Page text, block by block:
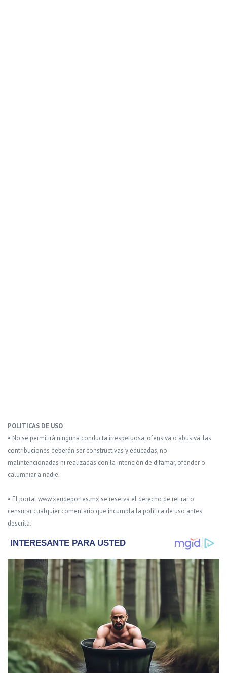
POLITICAS DE USO
• No se permitirá ninguna conducta irrespetuosa, ofensiva o abusiva: las
contribuciones deberán ser constructivas y educadas, no
malintencionadas ni realizadas con la intención de difamar, ofender o
calumniar a nadie.
• El portal www.xeudeportes.mx se reserva el derecho de retirar o
censurar cualquier comentario que incumpla la política de uso antes
descrita.